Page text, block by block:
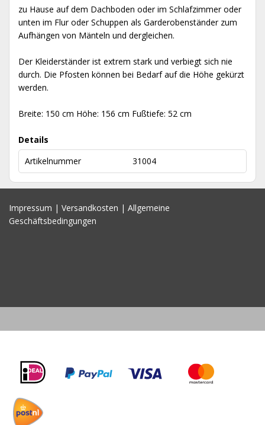
zu Hause auf dem Dachboden oder im Schlafzimmer oder
unten im Flur oder Schuppen als Garderobenständer zum
Aufhängen von Mänteln und dergleichen.
Der Kleiderständer ist extrem stark und verbiegt sich nie
durch. Die Pfosten können bei Bedarf auf die Höhe gekürzt
werden.
Breite: 150 cm Höhe: 156 cm Fußtiefe: 52 cm
Details
Artikelnummer
31004
Impressum | Versandkosten | Allgemeine
Geschäftsbedingungen